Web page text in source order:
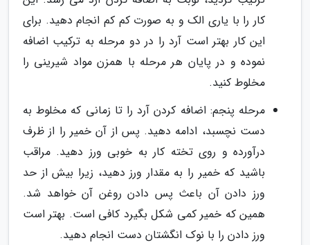
کار را با یاری الک و به صورت کم کم انجام دهید. برای
این کار بهتر است آرد را در دو مرحله به ترکیب اضافه
نموده و در پایان هر مرحله با همزن مواد شیرینی را
مخلوط کنید.
مرحله پنجم: اضافه کردن آرد را تا زمانی که مخلوط به
دست نچسبد، ادامه دهید. پس از آن خمیر را از ظرف
درآورده و روی تخته کار به خوبی ورز دهید. مراقب
باشید که خمیر را به مقدار ورز دهید، زیرا بیش از حد
ورز دادن آن باعث پس دادن روغن آن خواهد شد.
همین که خمیر کمی شکل بگیرد کافی است. بهتر است
ورز دادن را با نوک انگشتان دست انجام دهید.